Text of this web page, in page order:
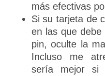
más efectivas
Si su tarjeta de
en las que
pin, oculte la
Incluso me
sería mejor si